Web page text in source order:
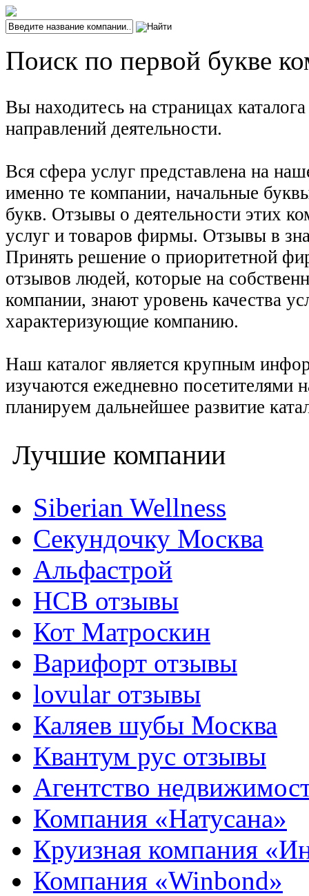
Поиск по первой букве
Вы находитесь на страницах
направлений деятельности.
Вся сфера услуг представлена на
именно те компании, начальные
букв. Отзывы о деятельности этих
услуг и товаров фирмы. Отзывы в
Принять решение о приоритетной
отзывов людей, которые на
компании, знают уровень качества
характеризующие компанию.
Наш каталог является крупным
изучаются ежедневно
планируем дальнейшее развитие
Лучшие компании
Siberian Wellness
Секундочку Москва
Альфастрой
НСВ отзывы
Кот Матроскин
Варифорт отзывы
lovular отзывы
Каляев шубы Москва
Квантум рус отзывы
Агентство
Компания «Натусана»
Круизная компания
Компания «Winbond»